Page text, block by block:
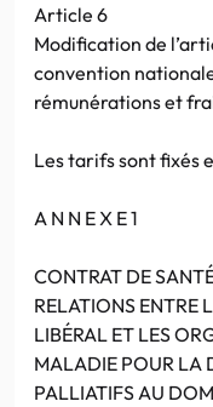
Article 6
Modification de
convention
rémunérations et
Les tarifs sont fixés
A N N E X E 1
CONTRAT DE
RELATIONS ENTRE
LIBÉRAL ET LES
MALADIE POUR LA
PALLIATIFS AU